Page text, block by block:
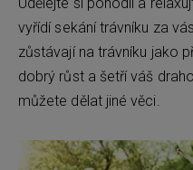
vyřídí sekání trávníku za
zůstávají na trávníku jako
dobrý růst a šetří váš
můžete dělat jiné věci.